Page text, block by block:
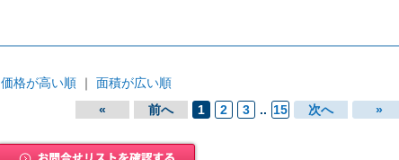
価格が高い順 ｜ 面積が広い順
« 前へ 1 2 3 .. 15 次へ »